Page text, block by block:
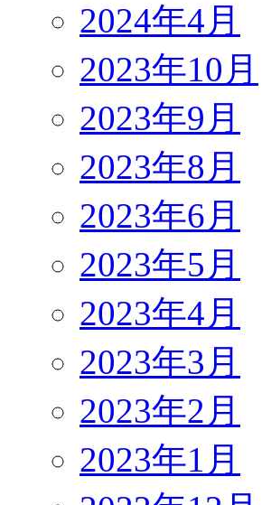
2024年4月
2023年10月
2023年9月
2023年8月
2023年6月
2023年5月
2023年4月
2023年3月
2023年2月
2023年1月